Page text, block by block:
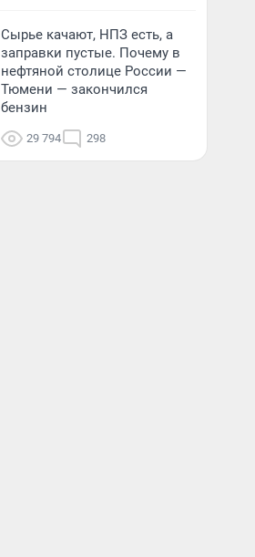
Сырье качают, НПЗ есть, а
заправки пустые. Почему в
нефтяной столице России —
Тюмени — закончился
бензин
29 794 298